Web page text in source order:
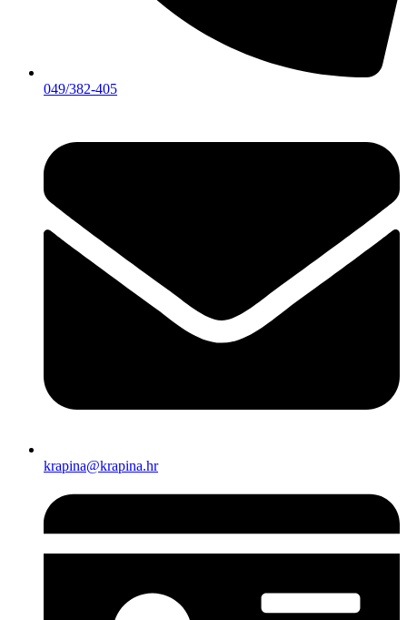
049/382-405
krapina@krapina.hr